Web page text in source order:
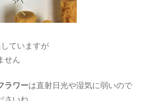
ていますが
せん
ラワーは直射日光や湿気に弱いので
さいね